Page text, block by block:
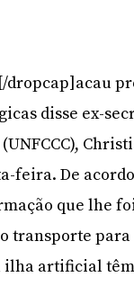
dropcap]acau
disse ex-
feira. De
que lhe
transporte
artificial